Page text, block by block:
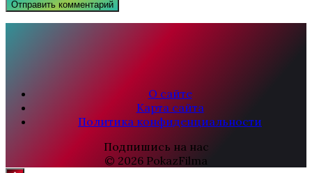
О сайте
Карта сайта
Политика конфиденциальности
Подпишись на нас
© 2026 PokazFilma